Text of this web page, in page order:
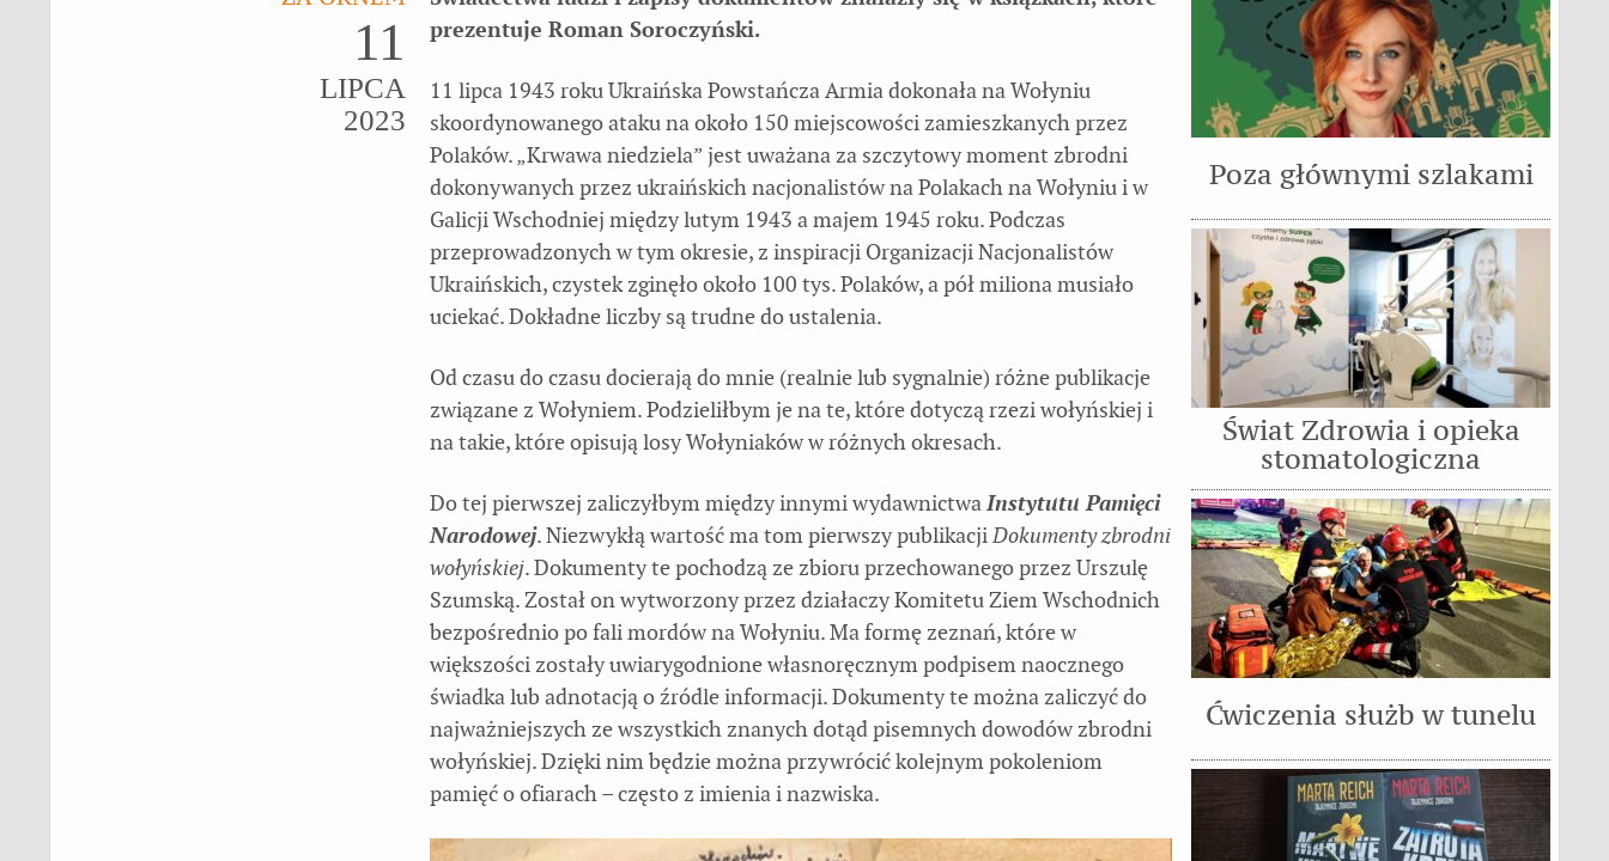
11
LIPCA
2023
prezentuje Roman Soroczyński.
11 lipca 1943 roku Ukraińska Powstańcza Armia dokonała na Wołyniu
skoordynowanego ataku na około 150 miejscowości zamieszkanych przez
Polaków. „Krwawa niedziela” jest uważana za szczytowy moment zbrodni
dokonywanych przez ukraińskich nacjonalistów na Polakach na Wołyniu i w
Galicji Wschodniej między lutym 1943 a majem 1945 roku. Podczas
przeprowadzonych w tym okresie, z inspiracji Organizacji Nacjonalistów
Ukraińskich, czystek zginęło około 100 tys. Polaków, a pół miliona musiało
uciekać. Dokładne liczby są trudne do ustalenia.
Od czasu do czasu docierają do mnie (realnie lub sygnalnie) różne publikacje
związane z Wołyniem. Podzieliłbym je na te, które dotyczą rzezi wołyńskiej i
na takie, które opisują losy Wołyniaków w różnych okresach.
Do tej pierwszej zaliczyłbym między innymi wydawnictwaInstytutu Pamięci
Narodowej. Niezwykłą wartość ma tom pierwszy publikacjiDokumenty zbrodni
wołyńskiej. Dokumenty te pochodzą ze zbioru przechowanego przez Urszulę
Szumską. Został on wytworzony przez działaczy Komitetu Ziem Wschodnich
bezpośrednio po fali mordów na Wołyniu. Ma formę zeznań, które w
większości zostały uwiarygodnione własnoręcznym podpisem naocznego
świadka lub adnotacją o źródle informacji. Dokumenty te można zaliczyć do
najważniejszych ze wszystkich znanych dotąd pisemnych dowodów zbrodni
wołyńskiej. Dzięki nim będzie można przywrócić kolejnym pokoleniom
pamięć o ofiarach – często z imienia i nazwiska.
Poza głównymi szlakami
Świat Zdrowia i opieka
stomatologiczna
Ćwiczenia służb w tunelu